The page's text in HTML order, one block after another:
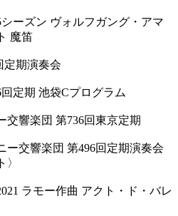
シーズン ヴォルフガング・アマ
魔笛
定期演奏会
定期 池袋Cプログラム
交響楽団 第736回東京定期
ー交響楽団 第496回定期演奏会
〉
ラモー作曲 アクト・ド・バレ